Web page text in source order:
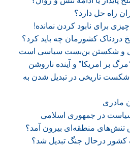
راه حل دارد؟
برای نابود کردن نمانده!
دردناک کشورمان چه باید کرد؟
و شکستن بن‌بست سیاسی است
بر امریکا” و آینده ناروشن
تاریخی در تبدیل شدن به
مادری
سیاست در جمهوری اسلامی
تنش‌های منطقه‌ای بیرون آمد؟
کشور درحال جنگ تبدیل شد؟